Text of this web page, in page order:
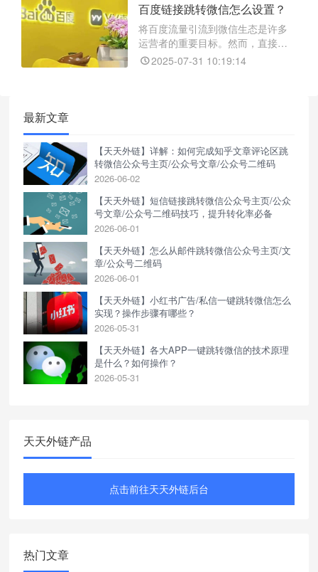
今借助“天天外链”这一强大的跳转工
具，这一难题终于得到解决。
百度链接跳转微信怎么设置？
将百度流量引流到微信生态是许多
运营者的重要目标。然而，直接从
百度链接跳转到微信，往往会遇到
2025-07-31 10:19:14
最新文章
【天天外链】详解：如何完成知乎文章评论区跳
转微信公众号主页/公众号文章/公众号二维码
2026-06-02
【天天外链】短信链接跳转微信公众号主页/公众
号文章/公众号二维码技巧，提升转化率必备
2026-06-01
【天天外链】怎么从邮件跳转微信公众号主页/文
章/公众号二维码
2026-06-01
【天天外链】小红书广告/私信一键跳转微信怎么
实现？操作步骤有哪些？
2026-05-31
【天天外链】各大APP一键跳转微信的技术原理
是什么？如何操作？
2026-05-31
天天外链产品
点击前往天天外链后台
热门文章